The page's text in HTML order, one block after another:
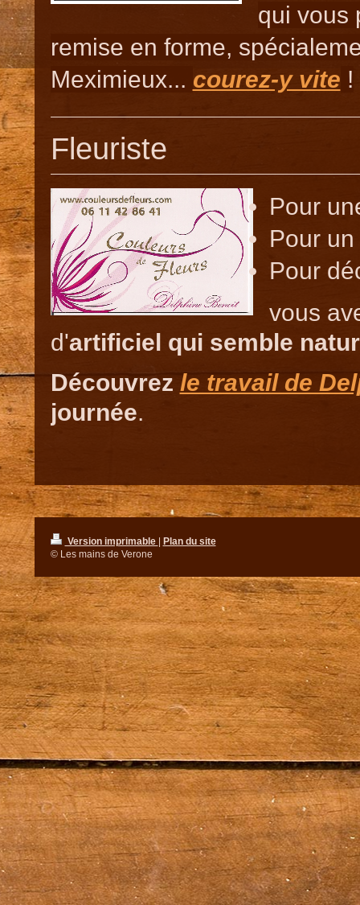
qui vous
remise en forme,
Meximieux... courez-y vite !
Fleuriste
Pour
Pour
Pour
vous
d'artificiel qui semble
Découvrez le travail de
journée.
Version imprimable | Plan du site
© Les mains de Verone